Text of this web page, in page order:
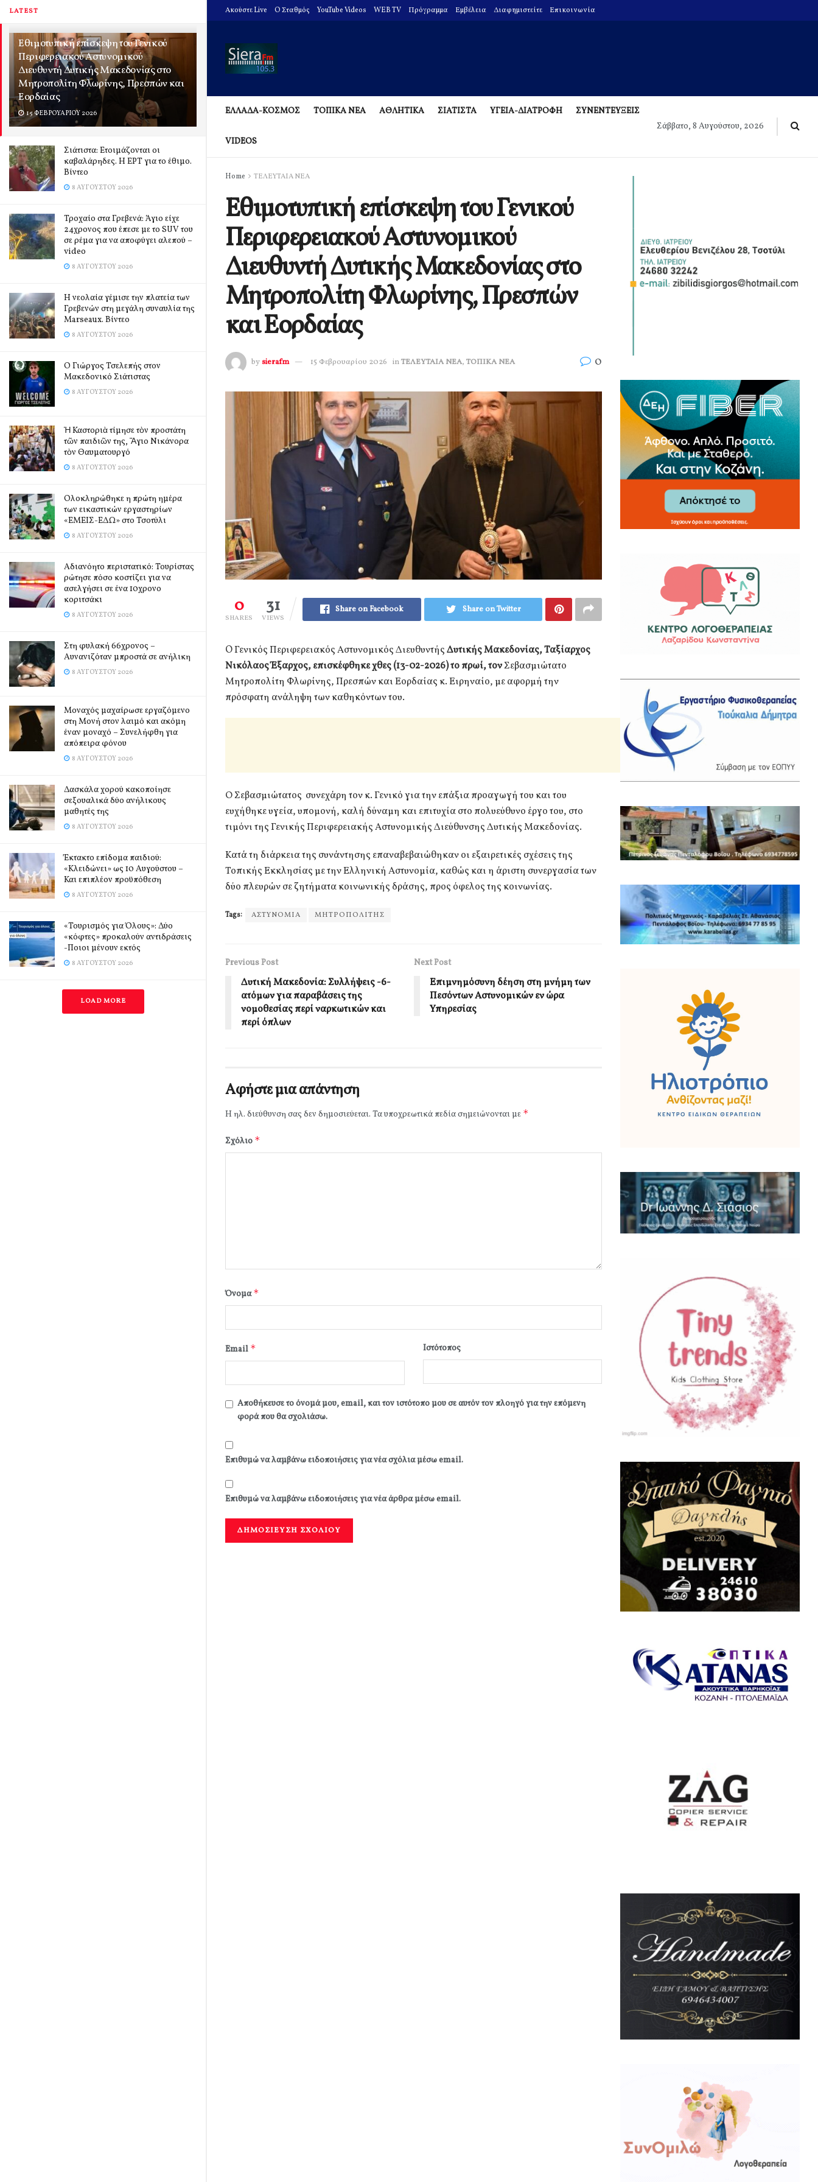
LATEST
Εθιμοτυπική επίσκεψη του Γενικού
Περιφερειακού Αστυνομικού
Διευθυντή Δυτικής Μακεδονίας στο
Μητροπολίτη Φλωρίνης, Πρεσπών και
Εορδαίας
15 ΦΕΒΡΟΥΑΡΊΟΥ 2026
Σιάτιστα: Ετοιμάζονται οι
καβαλάρηδες. Η ΕΡΤ για το έθιμο.
Βίντεο
8 ΑΥΓΟΎΣΤΟΥ 2026
Τροχαίο στα Γρεβενά: Άγιο είχε
24χρονος που έπεσε με το SUV του
σε ρέμα για να αποφύγει αλεπού –
video
8 ΑΥΓΟΎΣΤΟΥ 2026
Η νεολαία γέμισε την πλατεία των
Γρεβενών στη μεγάλη συναυλία της
Marseaux. Βίντεο
8 ΑΥΓΟΎΣΤΟΥ 2026
Ο Γιώργος Τσελεπής στον
Μακεδονικό Σιάτιστας
8 ΑΥΓΟΎΣΤΟΥ 2026
Ἡ Καστοριὰ τίμησε τὸν προστάτη
τῶν παιδιῶν της, Ἅγιο Νικάνορα
τὸν Θαυματουργό
8 ΑΥΓΟΎΣΤΟΥ 2026
Ολοκληρώθηκε η πρώτη ημέρα
των εικαστικών εργαστηρίων
«ΕΜΕΙΣ-ΕΔΩ» στο Τσοτύλι
8 ΑΥΓΟΎΣΤΟΥ 2026
Αδιανόητο περιστατικό: Τουρίστας
ρώτησε πόσο κοστίζει για να
ασελγήσει σε ένα 10χρονο
κοριτσάκι
8 ΑΥΓΟΎΣΤΟΥ 2026
Στη φυλακή 66χρονος –
Αυνανιζόταν μπροστά σε ανήλικη
8 ΑΥΓΟΎΣΤΟΥ 2026
Μοναχός μαχαίρωσε εργαζόμενο
στη Μονή στον λαιμό και ακόμη
έναν μοναχό – Συνελήφθη για
απόπειρα φόνου
8 ΑΥΓΟΎΣΤΟΥ 2026
Δασκάλα χορού κακοποίησε
σεξουαλικά δύο ανήλικους
μαθητές της
8 ΑΥΓΟΎΣΤΟΥ 2026
Έκτακτο επίδομα παιδιού:
«Κλειδώνει» ως 10 Αυγούστου –
Και επιπλέον προϋπόθεση
8 ΑΥΓΟΎΣΤΟΥ 2026
«Τουρισμός για Όλους»: Δύο
«κόφτες» προκαλούν αντιδράσεις
-Ποιοι μένουν εκτός
8 ΑΥΓΟΎΣΤΟΥ 2026
LOAD MORE
Ακούστε Live O Σταθμός YouTube Videos WEB TV Πρόγραμμα Εμβέλεια Διαφημιστείτε Επικοινωνία
ΕΛΛΑΔΑ-ΚΟΣΜΟΣ ΤΟΠΙΚΑ ΝΕΑ ΑΘΛΗΤΙΚΑ ΣΙΑΤΙΣΤΑ ΥΓΕΙΑ-ΔΙΑΤΡΟΦΗ ΣΥΝΕΝΤΕΥΞΕΙΣ
VIDEOS
Σάββατο, 8 Αυγούστου, 2026
Home ΤΕΛΕΥΤΑΙΑ ΝΕΑ
Εθιμοτυπική επίσκεψη του Γενικού
Περιφερειακού Αστυνομικού
Διευθυντή Δυτικής Μακεδονίας στο
Μητροπολίτη Φλωρίνης, Πρεσπών
και Εορδαίας
by sierafm 15 Φεβρουαρίου 2026 inΤΕΛΕΥΤΑΙΑ ΝΕΑ, ΤΟΠΙΚΑ ΝΕΑ 0
0
SHARES
31
VIEWS
Share on Facebook Share on Twitter
O Γενικός Περιφερειακός Αστυνομικός ΔιευθυντήςΔυτικής Μακεδονίας, Ταξίαρχος
Νικόλαος Έξαρχος, επισκέφθηκε χθες (13-02-2026) το πρωί, τονΣεβασμιώτατο
Μητροπολίτη Φλωρίνης, Πρεσπών και Εορδαίας κ. Ειρηναίο, με αφορμή την
πρόσφατη ανάληψη των καθηκόντων του.
Ο Σεβασμιώτατος συνεχάρη τον κ. Γενικό για την επάξια προαγωγή του και του
ευχήθηκε υγεία, υπομονή, καλή δύναμη και επιτυχία στο πολυεύθυνο έργο του, στο
τιμόνι της Γενικής Περιφερειακής Αστυνομικής Διεύθυνσης Δυτικής Μακεδονίας.
Κατά τη διάρκεια της συνάντησης επαναβεβαιώθηκαν οι εξαιρετικές σχέσεις της
Τοπικής Εκκλησίας με την Ελληνική Αστυνομία, καθώς και η άριστη συνεργασία των
δύο πλευρών σε ζητήματα κοινωνικής δράσης, προς όφελος της κοινωνίας.
Tags: ΑΣΤΥΝΟΜΙΑ ΜΗΤΡΟΠΟΛΙΤΗΣ
Previous Post
Δυτική Μακεδονία: Συλλήψεις -6-
ατόμων για παραβάσεις της
νομοθεσίας περί ναρκωτικών και
περί όπλων
Next Post
Επιμνημόσυνη δέηση στη μνήμη των
Πεσόντων Αστυνομικών εν ώρα
Υπηρεσίας
Αφήστε μια απάντηση
Η ηλ. διεύθυνση σας δεν δημοσιεύεται. Τα υποχρεωτικά πεδία σημειώνονται με *
Σχόλιο *
Όνομα*
Email * Ιστότοπος
Αποθήκευσε το όνομά μου, email, και τον ιστότοπο μου σε αυτόν τον πλοηγό για την επόμενη
φορά που θα σχολιάσω.
Επιθυμώ να λαμβάνω ειδοποιήσεις για νέα σχόλια μέσω email.
Επιθυμώ να λαμβάνω ειδοποιήσεις για νέα άρθρα μέσω email.